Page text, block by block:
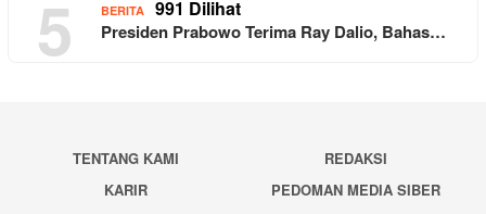
5 BERITA 991 Dilihat
Presiden Prabowo Terima Ray Dalio, Bahas…
TENTANG KAMI
REDAKSI
KARIR
PEDOMAN MEDIA SIBER